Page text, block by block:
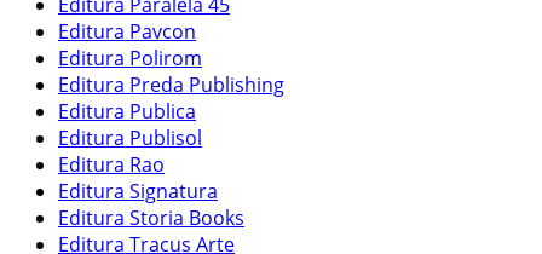
Editura Pavcon
Editura Polirom
Editura Preda Publishing
Editura Publica
Editura Publisol
Editura Rao
Editura Signatura
Editura Storia Books
Editura Tracus Arte